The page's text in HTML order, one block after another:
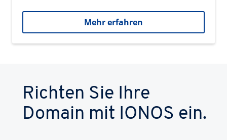
Mehr erfahren
Richten Sie Ihre
Domain mit IONOS ein.